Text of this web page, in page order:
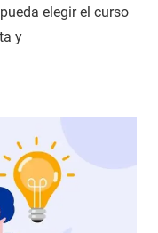
elegir el curso
y